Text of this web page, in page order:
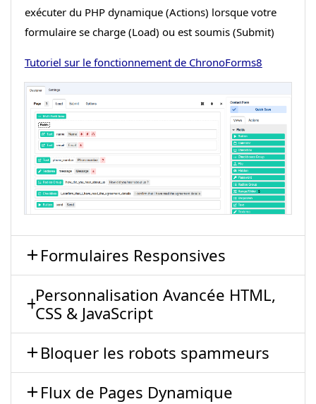
exécuter du PHP dynamique (Actions) lorsque votre
formulaire se charge (Load) ou est soumis (Submit)
Tutoriel sur le fonctionnement de ChronoForms8
Formulaires Responsives
Personnalisation Avancée HTML,
CSS & JavaScript
Bloquer les robots spammeurs
Flux de Pages Dynamique